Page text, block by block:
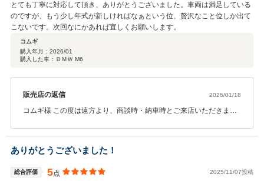
とても丁寧に対応して頂き、ありがとうございました。車両は満足している
のですが、もう少し年式が新しければなぁという位、贅沢なこと位しか出て
こないです。次回なにかあれば宜しくお願いします。
コムギ
購入年月： 2026/01
購入した車：ＢＭＷ M6
販売店の返信 2026/01/18
コムギ様 この度は遠方より、商談時・納車時とご来店いただきまし
す。 実家は弊社最寄りとのことで、是非お近くにお越しの際は、お
立ち寄りいただければ幸いでございます。どうぞ今後とも宜しくお
願い致します。
ありがとうございました！
総合評価 5点 2025/11/07投稿